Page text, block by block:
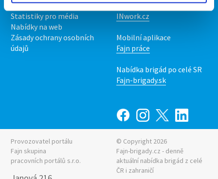
Upravit předvolby cookies
Statistiky pro média
Nabídky na web
Zásady ochrany osobních
údajů
Nabídka práce z celé ČR
INwork.cz
Mobilní aplikace
Fajn práce
Nabídka brigád po celé SR
Fajn-brigady.sk
Provozovatel portálu
Fajn skupina
pracovních portálů s.r.o.
© Copyright 2026
Fajn-brigady.cz - denně
aktuální nabídka brigád z celé
ČR i zahraničí